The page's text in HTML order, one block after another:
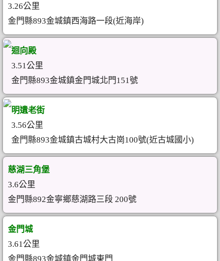
3.26公里
金門縣893金城鎮西海路一段(近海岸)
迴向殿
3.51公里
金門縣893金城鎮金門城北門151號
明遺老街
3.56公里
金門縣893金城鎮古城村大古崗100號(近古城國小)
慈湖三角堡
3.6公里
金門縣892金寧鄉慈湖路三段 200號
金門城
3.61公里
金門縣893金城鎮金門城東門